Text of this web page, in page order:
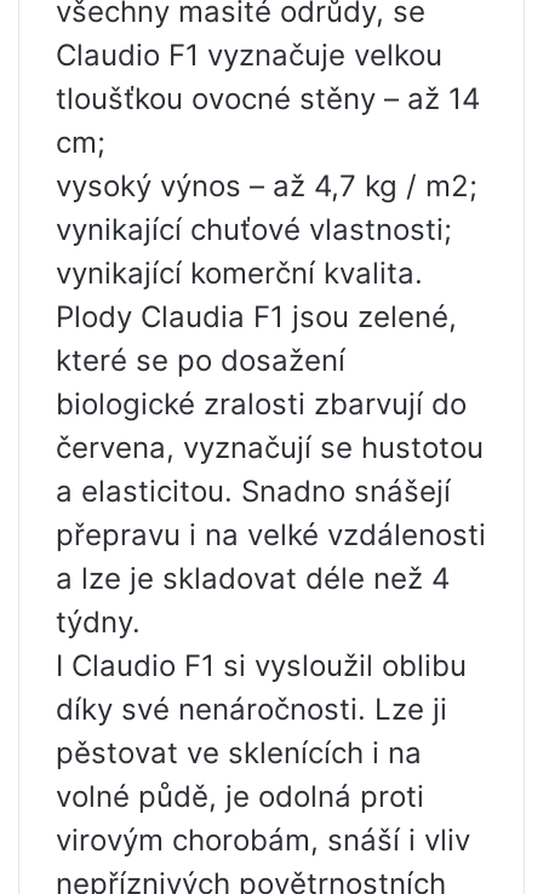
všechny masité odrůdy, se
Claudio F1 vyznačuje velkou
tloušťkou ovocné stěny – až 14
cm;
vysoký výnos – až 4,7 kg / m2;
vynikající chuťové vlastnosti;
vynikající komerční kvalita.
Plody Claudia F1 jsou zelené,
které se po dosažení
biologické zralosti zbarvují do
červena, vyznačují se hustotou
a elasticitou. Snadno snášejí
přepravu i na velké vzdálenosti
a lze je skladovat déle než 4
týdny.
I Claudio F1 si vysloužil oblibu
díky své nenáročnosti. Lze ji
pěstovat ve sklenících i na
volné půdě, je odolná proti
virovým chorobám, snáší i vliv
nepříznivých povětrnostních